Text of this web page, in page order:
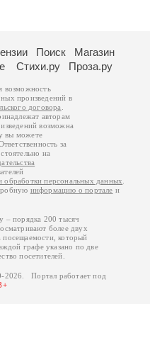
Поиск
Магазин
Стихи.ру Проза.ру
возможность
произведений в
договора
авторам
возможна
вы можете
за
на
обработки персональных данных
информацию о портале и
– порядка 200 тысяч
более двух
который
графе указано по две
посетителей.
2026. Портал работает под